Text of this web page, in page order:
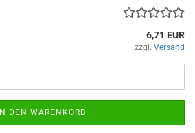
6,71 EUR
zzgl. Versand
IN DEN WARENKORB